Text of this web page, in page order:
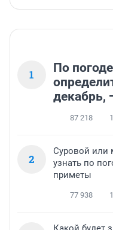
1
По
декабрь,
87 218
2
Суровой или
узнать по
приметы
77 938